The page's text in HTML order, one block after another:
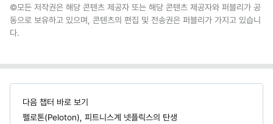
©모든 저작권은 해당 콘텐츠 제공자 또는 해당 콘텐츠 제공자와 퍼블리가 공
동으로 보유하고 있으며, 콘텐츠의 편집 및 전송권은 퍼블리가 가지고 있습니
다.
다음 챕터 바로 보기
펠로톤(Peloton), 피트니스계 넷플릭스의 탄생